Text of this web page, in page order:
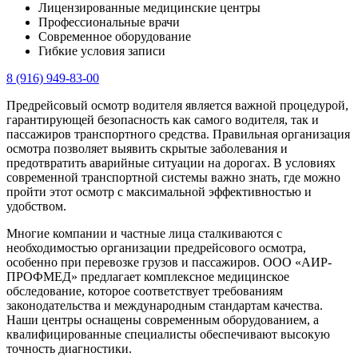
Лицензированные медицинские центры
Профессиональные врачи
Современное оборудование
Гибкие условия записи
8 (916) 949-83-00
Предрейсовый осмотр водителя является важной процедурой,
гарантирующей безопасность как самого водителя, так и
пассажиров транспортного средства. Правильная организация
осмотра позволяет выявить скрытые заболевания и
предотвратить аварийные ситуации на дорогах. В условиях
современной транспортной системы важно знать, где можно
пройти этот осмотр с максимальной эффективностью и
удобством.
Многие компании и частные лица сталкиваются с
необходимостью организации предрейсового осмотра,
особенно при перевозке грузов и пассажиров. ООО «АИР-
ПРОФМЕД» предлагает комплексное медицинское
обследование, которое соответствует требованиям
законодательства и международным стандартам качества.
Наши центры оснащены современным оборудованием, а
квалифицированные специалисты обеспечивают высокую
точность диагностики.